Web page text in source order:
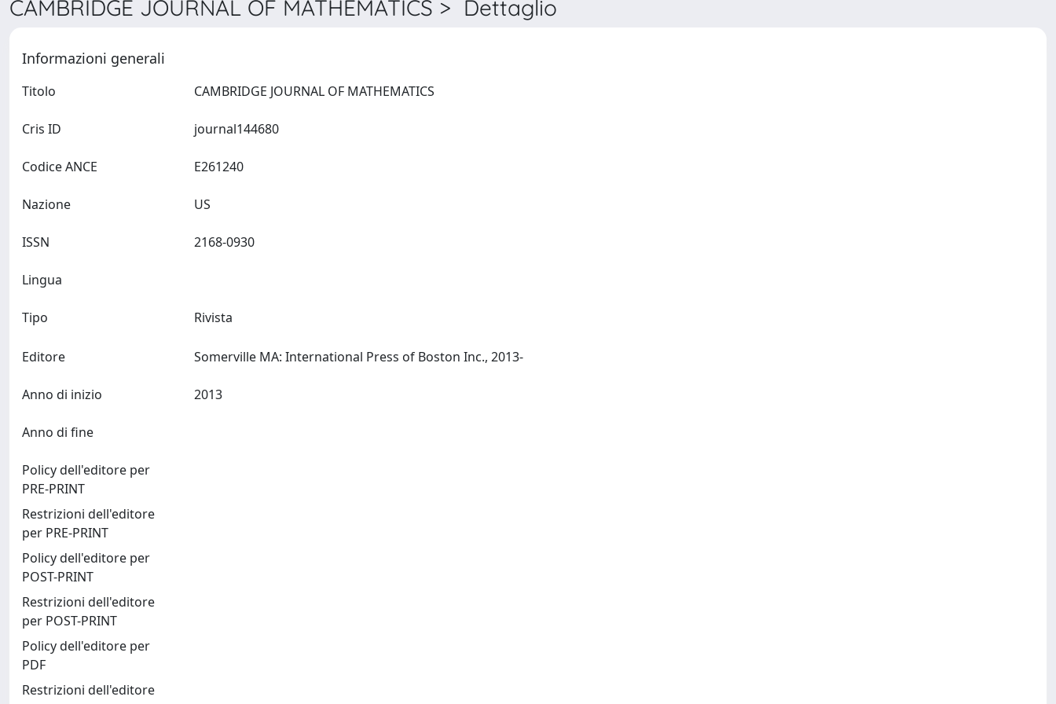
CAMBRIDGE JOURNAL OF MATHEMATICS > Dettaglio
Informazioni generali
Titolo
Cris ID
Codice ANCE
Nazione
ISSN
Lingua
Tipo Rivista
Editore
Anno di inizio
Anno di fine
Policy dell'editore per
PRE-PRINT
Restrizioni dell'editore
per PRE-PRINT
Policy dell'editore per
POST-PRINT
Restrizioni dell'editore
per POST-PRINT
Policy dell'editore per
PDF
Restrizioni dell'editore